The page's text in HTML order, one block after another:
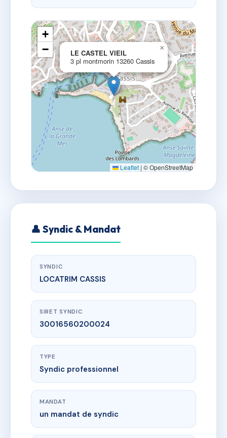
LE CASTEL VIEIL
3 pl montmorin 13260 Cassis
×
+
−
Leaflet | © OpenStreetMap
👤 Syndic & Mandat
SYNDIC
LOCATRIM CASSIS
SIRET SYNDIC
30016560200024
TYPE
Syndic professionnel
MANDAT
un mandat de syndic